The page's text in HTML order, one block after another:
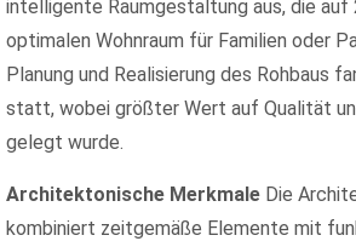
intelligente Raumgestaltung aus, die auf
optimalen Wohnraum für Familien oder
Planung und Realisierung des Rohbaus
statt, wobei größter Wert auf Qualität
gelegt wurde.
Architektonische Merkmale Die
kombiniert zeitgemäße Elemente mit